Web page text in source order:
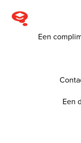
Een
Een